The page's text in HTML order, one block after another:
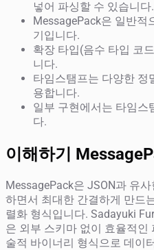
넣어 파싱할 수 있습니다.
MessagePack은 일반적
기입니다.
확장 타입(음수 타입 코
니다.
타임스탬프는 다양한 정
용합니다.
일부 구현에서는 타임스
다.
이해하기
MessagePack은 JSON과 유
하면서 최대한 간결하게 만드
렬화 형식입니다. Sadayuki
은 외부 스키마 없이 효율적인
술적 바이너리 형식으로 데이